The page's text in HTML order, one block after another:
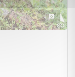
4